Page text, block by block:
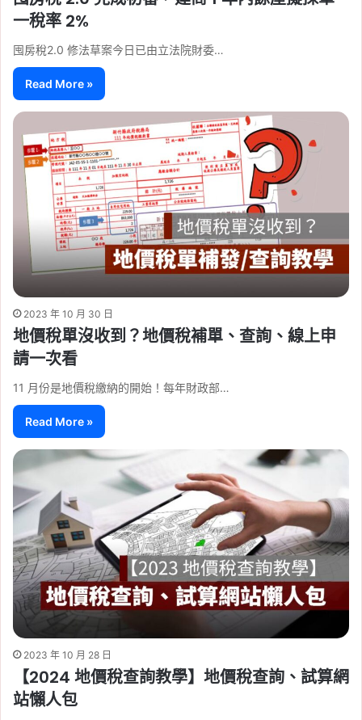
一稅率 2%
囤房稅2.0 修法草案今日已由立法院財委…
Read More »
2023 年 10 月 30 日
地價稅單沒收到？地價稅補單、查詢、線上申
請一次看
11 月份是地價稅繳納的開始！每年財政部…
Read More »
2023 年 10 月 28 日
【2024 地價稅查詢教學】地價稅查詢、試算網
站懶人包